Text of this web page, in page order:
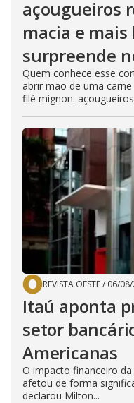
açougueiros
macia e
surpreende
Quem conhece esse
abrir mão de uma
filé mignon:
REVISTA OESTE/ 06/
Itaú aponta
setor
Americanas
O impacto financeiro
afetou de forma
declarou Milton...